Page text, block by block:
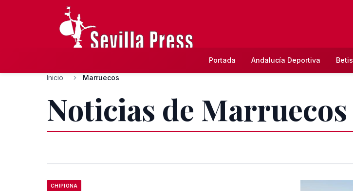
Portada Andalucía Deportiva Betis
Inicio Marruecos
Noticias de Marruecos
CHIPIONA